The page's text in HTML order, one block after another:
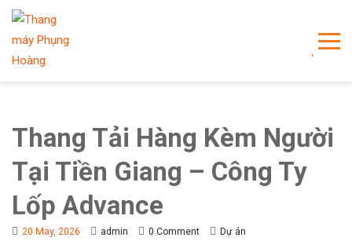
Thang Tải Hàng Kèm Người
Tại Tiền Giang – Công Ty
Lốp Advance
20 May, 2026 admin 0 Comment Dự án